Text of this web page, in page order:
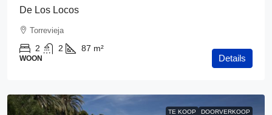
De Los Locos
Torrevieja
2 2 87 m²
WOON Details
TE KOOP DOORVERKOOP